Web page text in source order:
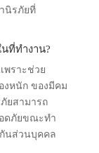
นิรภัยที่
ที่ทํางาน?
พราะช่วย
งหนัก ของมีคม
ยสามารถ
ดภัยขณะทํา
นส่วนบุคคล